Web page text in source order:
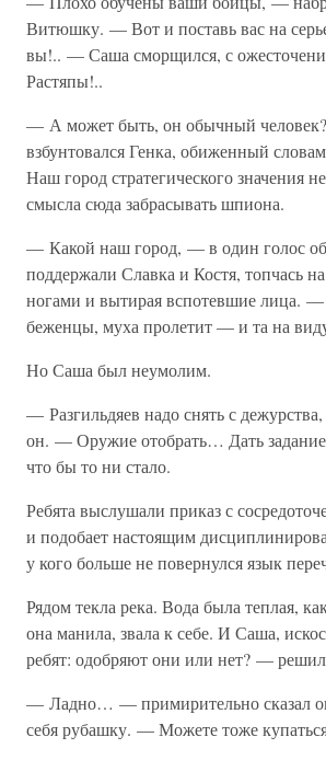
Витюшку. — Вот и поставь вас на
вы!.. — Саша сморщился, с
Растяпы!..
— А может быть, он обычный
взбунтовался Генка, обиженный
Наш город стратегического значения
смысла сюда забрасывать шпиона.
— Какой наш город, — в один голос
поддержали Славка и Костя, топчась
ногами и вытирая вспотевшие лица.
беженцы, муха пролетит — и та на
Но Саша был неумолим.
— Разгильдяев надо снять с
он. — Оружие отобрать… Дать
что бы то ни стало.
Ребята выслушали приказ с
и подобает настоящим
у кого больше не повернулся язык
Рядом текла река. Вода была теплая,
она манила, звала к себе. И Саша,
ребят: одобряют они или нет? — решил
— Ладно… — примирительно сказал
себя рубашку. — Можете тоже